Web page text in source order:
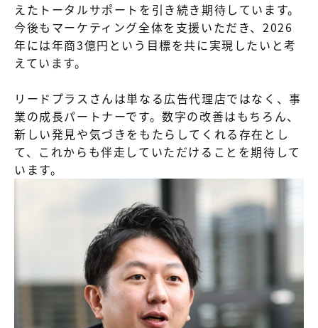
えたトータルサポートを引き続き期待しています。
今後もマーケティング全体を支援いただき、2026
年には年商3億円という目標を共に実現したいと考
えています。
リードプラスさんは単なる広告代理店ではなく、事
業の成長パートナーです。数字の改善はもちろん、
新しい発見や気づきをもたらしてくれる存在とし
て、これからも伴走していただけることを期待して
います。